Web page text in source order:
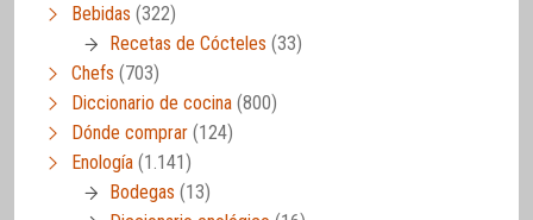
Bebidas (322)
Recetas de Cócteles (33)
Chefs (703)
Diccionario de cocina (800)
Dónde comprar (124)
Enología (1.141)
Bodegas (13)